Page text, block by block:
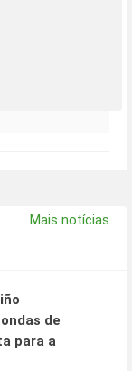
Mais notícias
de
para a